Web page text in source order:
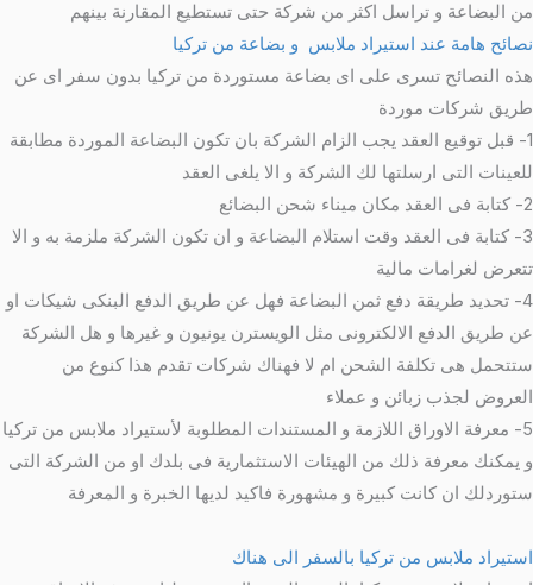
من البضاعة و تراسل اكثر من شركة حتى تستطيع المقارنة بينهم
نصائح هامة عند استيراد ملابس و بضاعة من تركيا
هذه النصائح تسرى على اى بضاعة مستوردة من تركيا بدون سفر اى عن
طريق شركات موردة
1- قبل توقيع العقد يجب الزام الشركة بان تكون البضاعة الموردة مطابقة
للعينات التى ارسلتها لك الشركة و الا يلغى العقد
2- كتابة فى العقد مكان ميناء شحن البضائع
3- كتابة فى العقد وقت استلام البضاعة و ان تكون الشركة ملزمة به و الا
تتعرض لغرامات مالية
4- تحديد طريقة دفع ثمن البضاعة فهل عن طريق الدفع البنكى شيكات او
عن طريق الدفع الالكترونى مثل الويسترن يونيون و غيرها و هل الشركة
ستتحمل هى تكلفة الشحن ام لا فهناك شركات تقدم هذا كنوع من
العروض لجذب زبائن و عملاء
5- معرفة الاوراق اللازمة و المستندات المطلوبة لأستيراد ملابس من تركيا
و يمكنك معرفة ذلك من الهيئات الاستثمارية فى بلدك او من الشركة التى
ستوردلك ان كانت كبيرة و مشهورة فاكيد لديها الخبرة و المعرفة
استيراد ملابس من تركيا بالسفر الى هناك